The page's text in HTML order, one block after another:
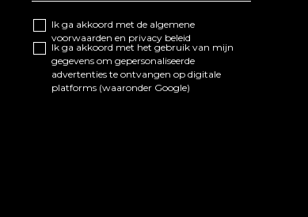
Ik ga akkoord met de algemene
voorwaarden en privacy beleid
Ik ga akkoord met het gebruik van mijn
gegevens om gepersonaliseerde
advertenties te ontvangen op digitale
platforms (waaronder Google)